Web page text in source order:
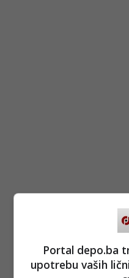
Portal depo.ba
upotrebu vaših